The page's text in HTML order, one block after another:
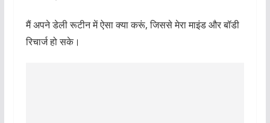
मैं अपने डेली रूटीन में ऐसा क्या करूं, जिससे मेरा माइंड और बॉडी
रिचार्ज हो सके।